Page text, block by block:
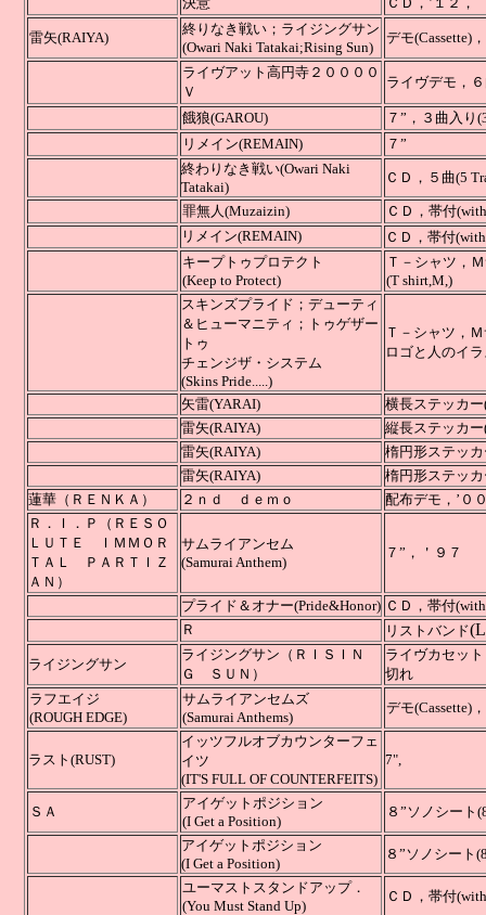
雷矢(RAIYA)
終りなき戦い；ライジングサン
(Owari Naki Tatakai;Rising Sun)
デモ
ライヴアット高円寺２００００
Ｖ
ライヴ
餓狼(GAROU)
７”，
リメイン(REMAIN)
７”
終わりなき戦い(Owari Naki
Tatakai)
ＣＤ，５曲(5
罪無人(Muzaizin)
ＣＤ，帯付
リメイン(REMAIN)
ＣＤ，帯付
キープトゥプロテクト
(Keep to Protect)
Ｔ－シャツ，
(T shirt,M,)
スキンズプライド；デューティ
＆ヒューマニティ；トゥゲザー
トゥ
チェンジザ・システム
(Skins Pride.....)
Ｔ－シャツ，
ロゴと人のイ
矢雷(YARAI)
横長ステッカ
雷矢(RAIYA)
縦長ステッカ
雷矢(RAIYA)
楕円形ステッ
雷矢(RAIYA)
楕円形ステッ
蓮華（ＲＥＮＫＡ）
２ｎｄ ｄｅｍｏ
配布デ
Ｒ．Ｉ．Ｐ（ＲＥＳＯ
ＬＵＴＥ ＩＭＭＯＲ
ＴＡＬ ＰＡＲＴＩＺ
ＡＮ）
サムライアンセム
(Samurai Anthem)
７
プライド＆オナー(Pride&Honor) ＣＤ，帯付
Ｒ
リストバンド
ライジングサン
ライジングサン（ＲＩＳＩＮ
Ｇ ＳＵＮ）
ライヴカセッ
切れ
ラフエイジ
(ROUGH EDGE)
サムライアンセムズ
(Samurai Anthems)
デモ
ラスト(RUST)
イッツフルオブカウンターフェ
イツ
(IT'S FULL OF COUNTERFEITS)
7",
ＳＡ
アイゲットポジション
(I Get a Position)
８”ソ
アイゲットポジション
(I Get a Position)
８”ソノシート
ユーマストスタンドアップ．
(You Must Stand Up)
ＣＤ，帯付